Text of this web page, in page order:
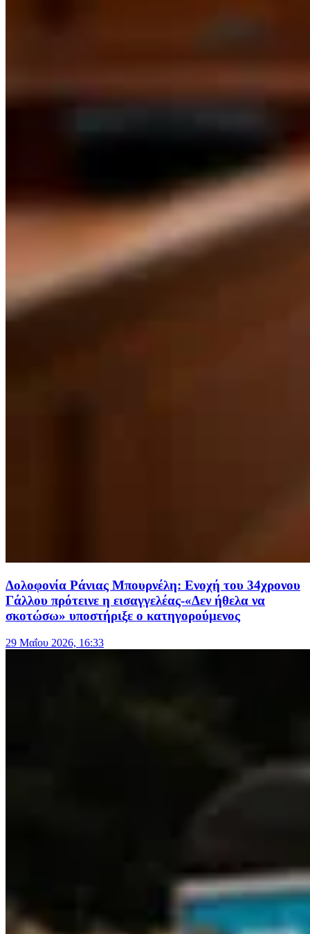
Δολοφονία Ράνιας Μπουρνέλη: Ενοχή του 34χρονου
Γάλλου πρότεινε η εισαγγελέας-«Δεν ήθελα να
σκοτώσω» υποστήριξε ο κατηγορούμενος
29 Μαΐου 2026, 16:33